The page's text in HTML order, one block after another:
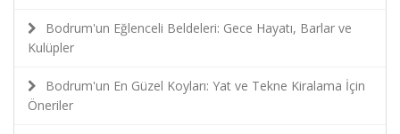
Bodrum'un Eğlenceli Beldeleri: Gece Hayatı, Barlar ve
Kulüpler
Bodrum'un En Güzel Koyları: Yat ve Tekne Kiralama İçin
Öneriler